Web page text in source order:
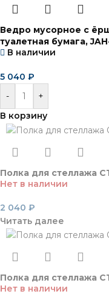
Ведро мусорное с
туалетная бумага,
В наличии
5 040 ₽
-
+
В корзину
Полка для стеллажа
Нет в наличии
2 040 ₽
Читать далее
Полка для стеллажа
Нет в наличии